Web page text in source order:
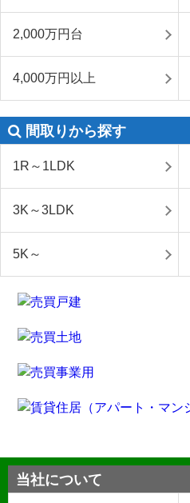
2,000万円台
4,000万円以上
間取りから探す
1R～1LDK
3K～3LDK
5K～
当社について